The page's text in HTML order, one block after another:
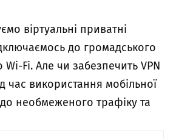
віртуальні приватні
до громадського
Fi. Але чи забезпечить VPN
час використання мобільної
необмеженого трафіку та